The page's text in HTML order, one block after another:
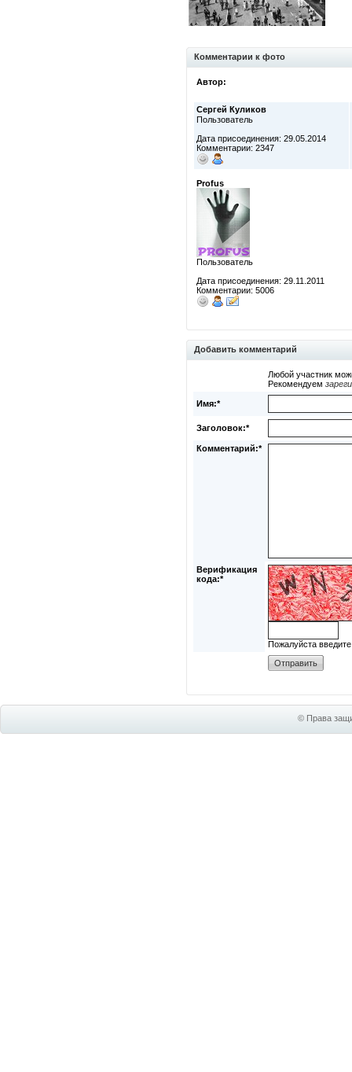
Комментарии к фото
Автор:
Сергей Куликов
Пользователь
Дата присоединения: 29.05.2014
Комментарии: 2347
Profus
Пользователь
Дата присоединения: 29.11.2011
Комментарии: 5006
Добавить комментарий
Любой участник
Рекомендуем
Имя:*
Заголовок:*
Комментарий:*
Верификация
кода:*
Пожалуйста
© Права